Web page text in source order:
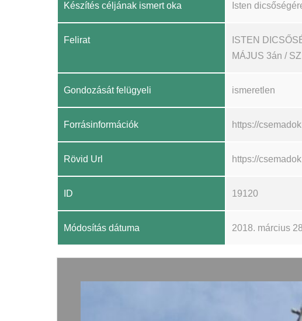
Készítés céljának ismert oka Isten
Felirat
ISTEN
MÁJUS 3án /
Gondozását felügyeli ismeretlen
Forrásinformációk https://
Rövid Url https://
ID 19120
Módosítás dátuma 2018. március